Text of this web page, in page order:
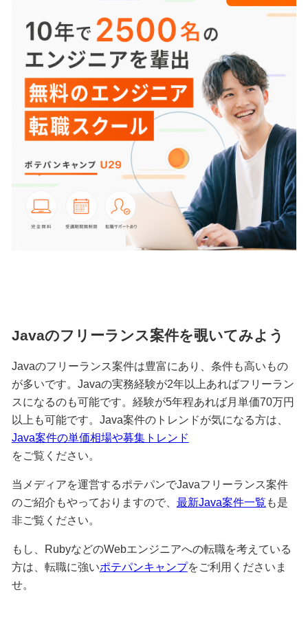
Javaのフリーランス案件を覗いてみよう
Javaのフリーランス案件は豊富にあり、条件も高いもの
が多いです。Javaの実務経験が2年以上あればフリーラン
スになるのも可能です。経験が5年程あれば月単価70万円
以上も可能です。Java案件のトレンドが気になる方は、
Java案件の単価相場や募集トレンド
をご覧ください。
当メディアを運営するポテパンでJavaフリーランス案件
のご紹介もやっておりますので、 最新Java案件一覧 も是
非ご覧ください。
もし、RubyなどのWebエンジニアへの転職を考えている
方は、転職に強いポテパンキャンプをご利用くださいま
せ。